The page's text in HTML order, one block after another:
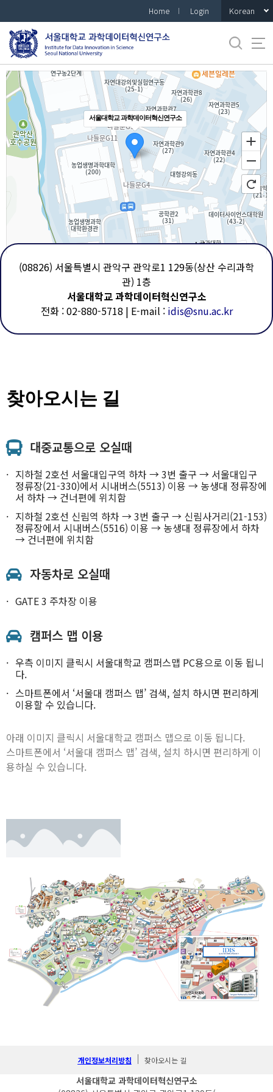
로
메
뉴
Home Login Korean
서울대학교 과학데이터혁신연구소
50m
로드뷰 길찾기 지도 크게 보기
(08826) 서울특별시 관악구 관악로1 129동(상산 수리과학
관) 1층
서울대학교 과학데이터혁신연구소
전화 : 02-880-5718 | E-mail : idis@snu.ac.kr
찾아오시는 길
대중교통으로 오실때
지하철 2호선 서울대입구역 하차 → 3번 출구 → 서울대입구
정류장(21-330)에서 시내버스(5513) 이용 → 농생대 정류장에
서 하차 → 건너편에 위치함
지하철 2호선 신림역 하차 → 3번 출구 → 신림사거리(21-153)
정류장에서 시내버스(5516) 이용 → 농생대 정류장에서 하차
→ 건너편에 위치함
자동차로 오실때
GATE 3 주차장 이용
캠퍼스 맵 이용
우측 이미지 클릭시 서울대학교 캠퍼스맵 PC용으로 이동 됩니
다.
스마트폰에서 ‘서울대 캠퍼스 맵’ 검색, 설치 하시면 편리하게
이용할 수 있습니다.
아래 이미지 클릭시 서울대학교 캠퍼스 맵으로 이동 됩니다.
스마트폰에서 ‘서울대 캠퍼스 맵’ 검색, 설치 하시면 편리하게 이
용하실 수 있습니다.
개인정보처리방침 찾아오시는 길
서울대학교 과학데이터혁신연구소